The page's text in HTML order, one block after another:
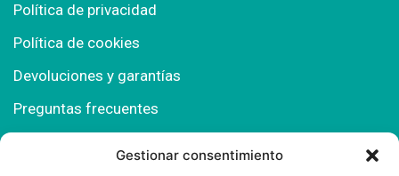
Gestionar consentimiento
Política de privacidad
Política de cookies
Devoluciones y garantías
Preguntas frecuentes